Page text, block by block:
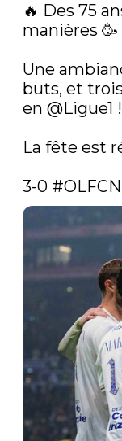
🔥 Des 75
manières 🥳
Une
buts, et
en @Ligue1
La fête est
3-0 #OLFCN